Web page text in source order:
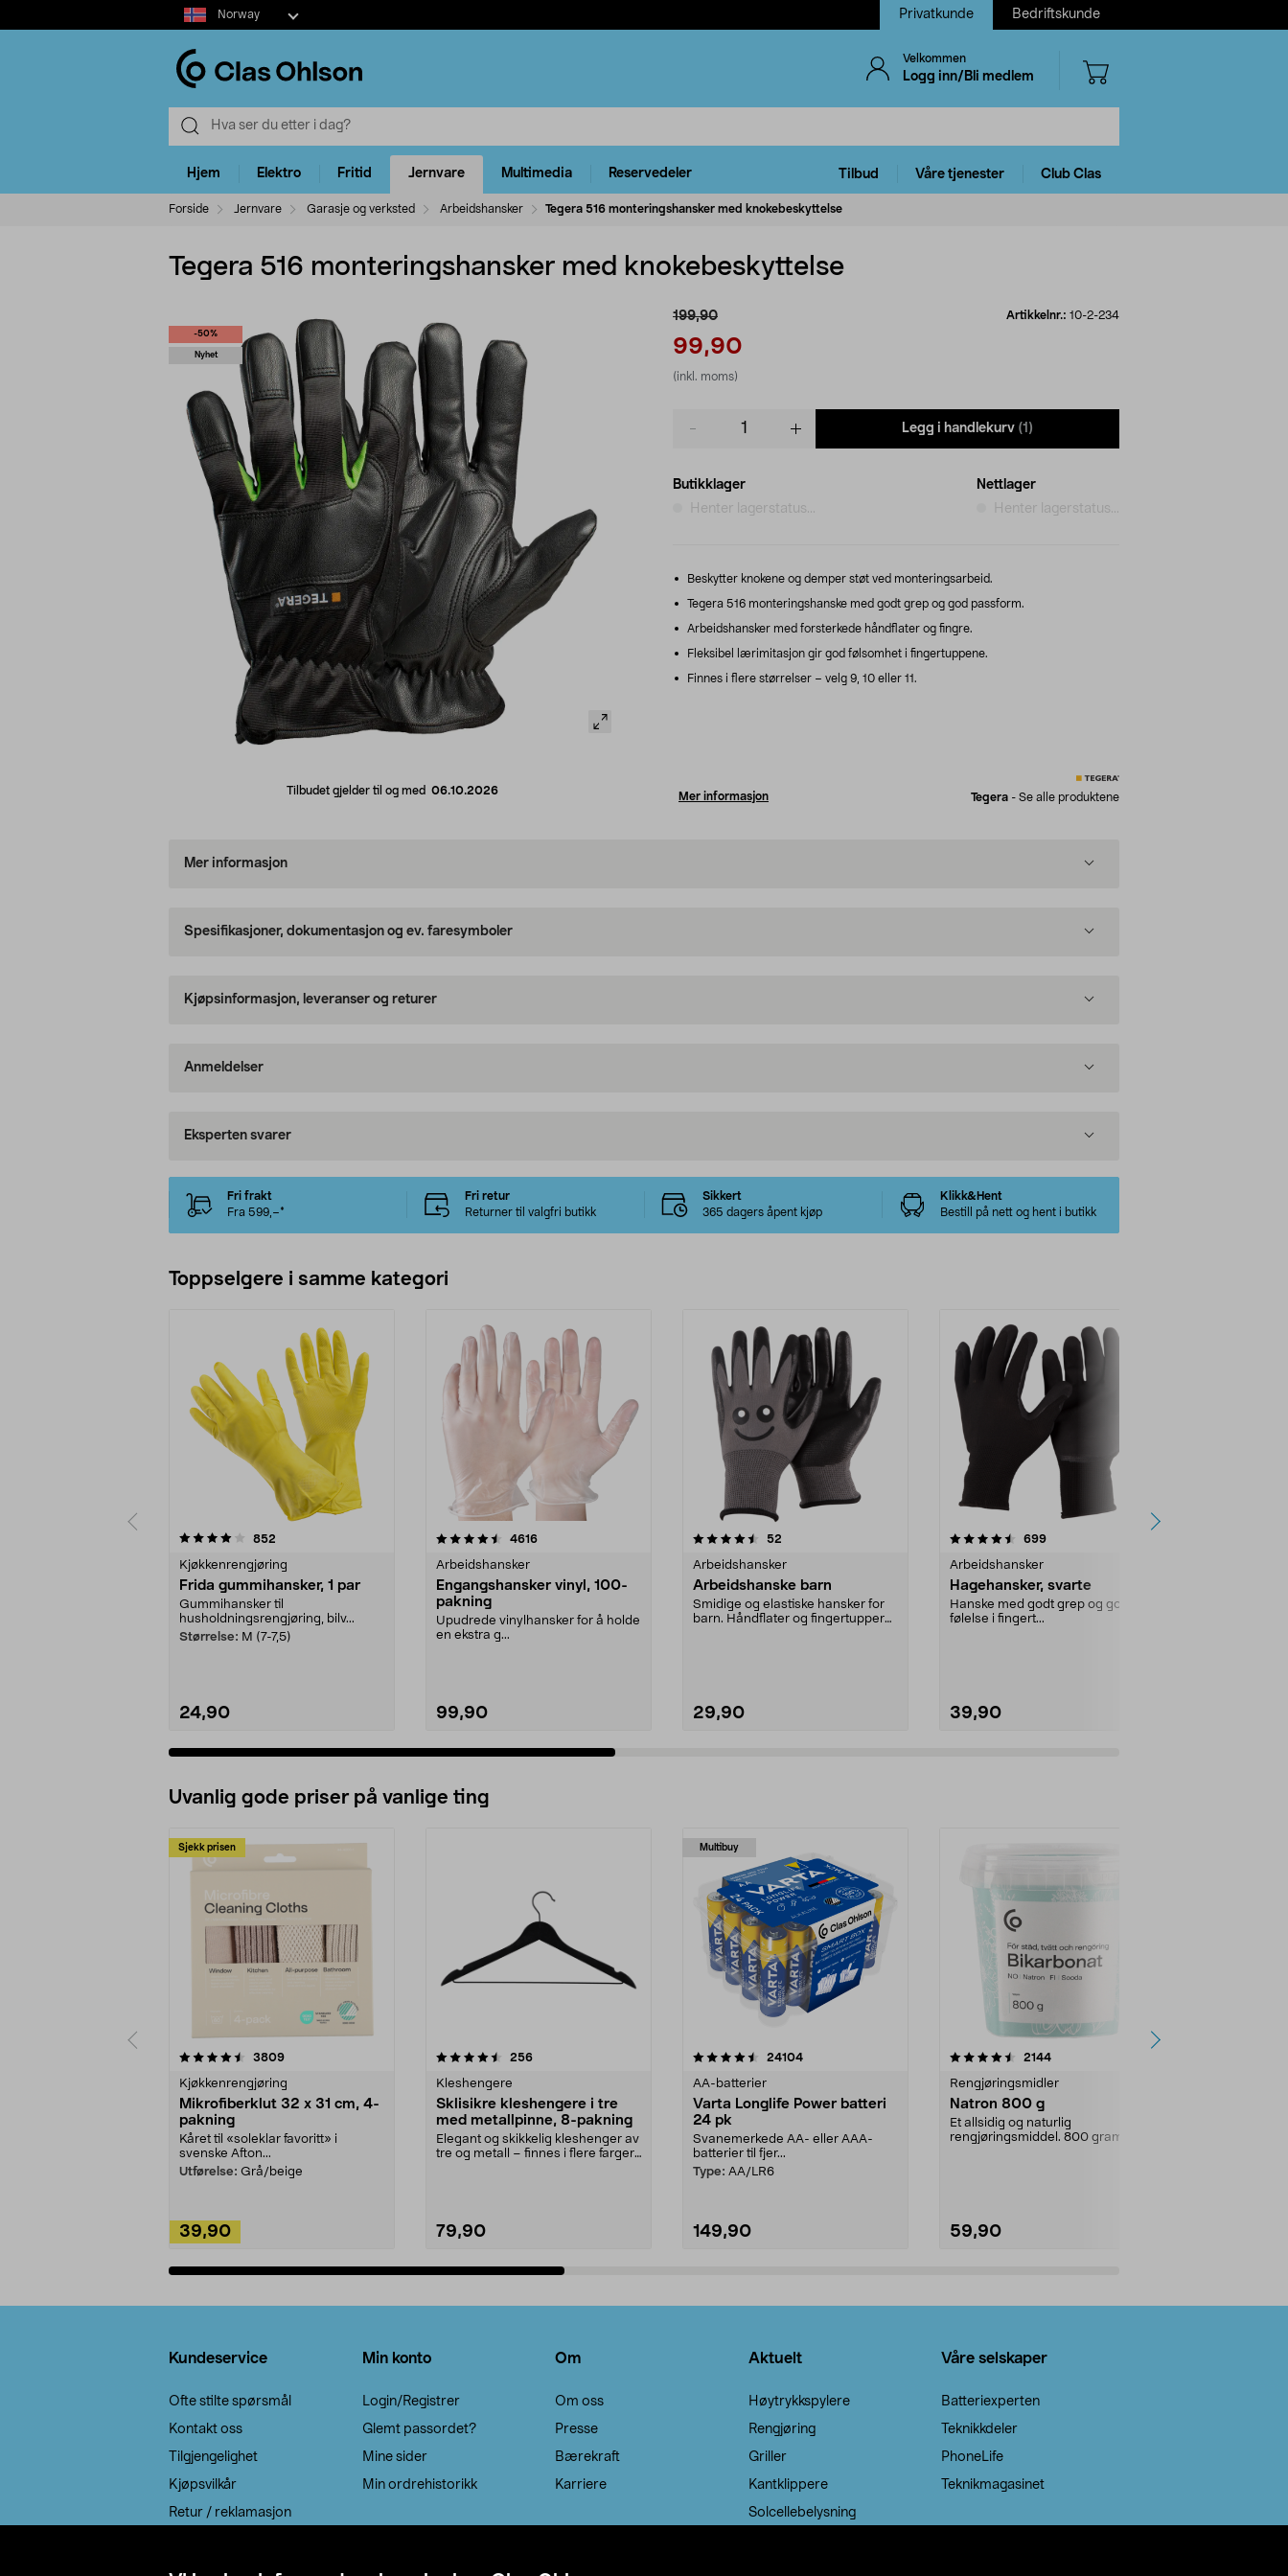
Select
market
Norway Privatkunde Bedriftskunde
Velkommen
Logg inn/Bli medlem
Hjem Elektro Fritid Jernvare Multimedia Reservedeler Tilbud Våre tjenester Club Clas
Forside Jernvare Garasje og verksted Arbeidshansker Tegera 516 monteringshansker med knokebeskyttelse
Tegera 516 monteringshansker med knokebeskyttelse
-50%
Nyhet
Tilbudet gjelder til og med 06.10.2026
199,90
99,90
(inkl. moms)
Artikkelnr.: 10-2-234
Legg i handlekurv (1)
Butikklager
Henter lagerstatus...
Nettlager
Henter lagerstatus...
Beskytter knokene og demper støt ved monteringsarbeid.
Tegera 516 monteringshanske med godt grep og god passform.
Arbeidshansker med forsterkede håndflater og fingre.
Fleksibel lærimitasjon gir god følsomhet i fingertuppene.
Finnes i flere størrelser – velg 9, 10 eller 11.
Mer informasjon Tegera - Se alle produktene
Mer informasjon
Spesifikasjoner, dokumentasjon og ev. faresymboler
Kjøpsinformasjon, leveranser og returer
Anmeldelser
Eksperten svarer
Fri frakt
Fra 599,–*
Fri retur
Returner til valgfri butikk
Sikkert
365 dagers åpent kjøp
Klikk&Hent
Bestill på nett og hent i butikk
Toppselgere i samme kategori
852
Kjøkkenrengjøring
Frida gummihansker, 1 par
Gummihansker til
husholdningsrengjøring, bilv...
Størrelse: M (7-7,5)
24,90
4.5 av 5 stjerner 4616anmeldelser
Arbeidshansker
Engangshansker vinyl, 100-
pakning
Upudrede vinylhansker for å holde
en ekstra g...
99,90
4.5 av 5 stjerner 52
Arbeidshansker
Arbeidshanske barn
Smidige og elastiske hansker for
barn. Håndflater og fingertupper
29,90
4.5 av 5 stjerner 699anmeldelser
Arbeidshansker
Hagehansker, svarte
Hanske med godt grep og god
følelse i fingert...
39,90
4.0 av 5 stjerner
Uvanlig gode priser på vanlige ting
Sjekk prisen
3809anmeldelser
Kjøkkenrengjøring
Mikrofiberklut 32 x 31 cm, 4-
pakning
Kåret til «soleklar favoritt» i
svenske Afton...
Utførelse: Grå/beige
39,90
4.5av 5 stjerner 256anmeldelser
Kleshengere
Sklisikre kleshengere i tre
med metallpinne, 8-pakning
Elegant og skikkelig kleshenger av
tre og metall – finnes i flere farger.
79,90
Multibuy
4.5av 5 stjerner 24104anmeldelser
AA-batterier
Varta Longlife Power batteri
24 pk
Svanemerkede AA- eller AAA-
batterier til fjer...
Type: AA/LR6
149,90
4.5av 5 stjerner 2144anmeldelser
Rengjøringsmidler
Natron 800 g
Et allsidig og naturlig
rengjøringsmiddel. 800 gram
59,90
4.0av 5 stjerner
Kundeservice
Ofte stilte spørsmål
Kontakt oss
Tilgjengelighet
Kjøpsvilkår
Retur / reklamasjon
Min konto
Login/Registrer
Glemt passordet?
Mine sider
Min ordrehistorikk
Om
Om oss
Presse
Bærekraft
Karriere
Aktuelt
Høytrykkspylere
Rengjøring
Griller
Kantklippere
Solcellebelysning
Våre selskaper
Batteriexperten
Teknikkdeler
PhoneLife
Teknikmagasinet